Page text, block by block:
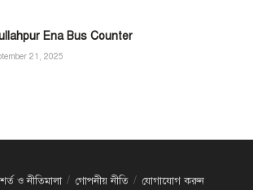
Ena Bus Counter
21, 2025
শর্ত ও নীতিমালা গোপনীয় নীতি যোগাযোগ করুন